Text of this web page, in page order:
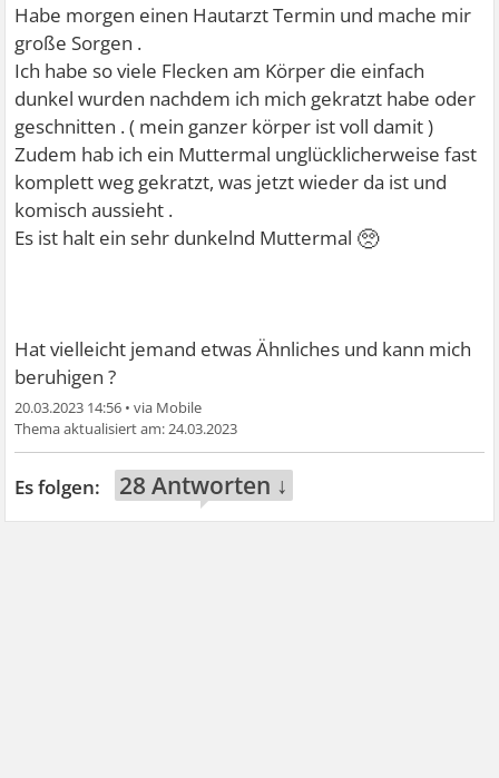
Habe morgen einen Hautarzt Termin und mache mir
große Sorgen .
Ich habe so viele Flecken am Körper die einfach
dunkel wurden nachdem ich mich gekratzt habe oder
geschnitten . ( mein ganzer körper ist voll damit )
Zudem hab ich ein Muttermal unglücklicherweise fast
komplett weg gekratzt, was jetzt wieder da ist und
komisch aussieht .
Es ist halt ein sehr dunkelnd Muttermal 🥺
Hat vielleicht jemand etwas Ähnliches und kann mich
beruhigen ?
20.03.2023 14:56 •
24.03.2023
28 Antworten ↓